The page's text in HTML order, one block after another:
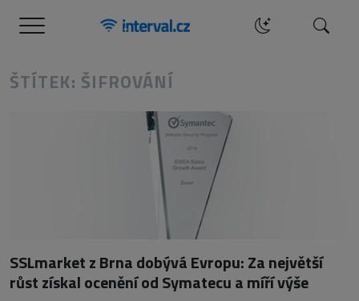
Menu Hledat
ŠTÍTEK: ŠIFROVÁNÍ
SSLmarket z Brna dobývá Evropu: Za největší
růst získal ocenění od Symatecu a míří výše